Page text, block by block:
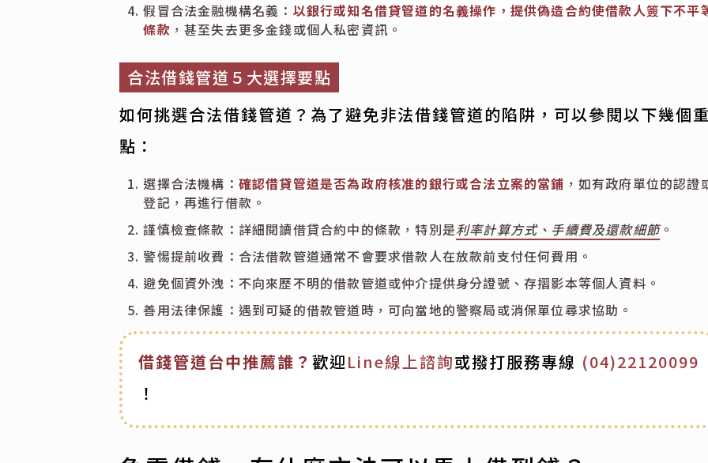
假冒合法金融機構名義： 以銀行或知名借貸管道的名義操作，提供偽造合約使借款人簽下不平
條款 ，甚至失去更多金錢或個人私密資訊。
合法借錢管道５大選擇要點
如何挑選合法借錢管道？為了避免非法借錢管道的陷阱，可以參閱以下幾個
點：
選擇合法機構： 確認借貸管道是否為政府核准的銀行或合法立案的當鋪 ，如有政府單位的認證
登記，再進行借款。
謹慎檢查條款：詳細閱讀借貸合約中的條款，特別是利率計算方式、手續費及還款細節。
警惕提前收費：合法借款管道通常不會要求借款人在放款前支付任何費用。
避免個資外洩：不向來歷不明的借款管道或仲介提供身分證號、存摺影本等個人資料。
善用法律保護：遇到可疑的借款管道時，可向當地的警察局或消保單位尋求協助。
借錢管道台中推薦誰？歡迎Line線上諮詢或撥打服務專線 (04)22120099
！